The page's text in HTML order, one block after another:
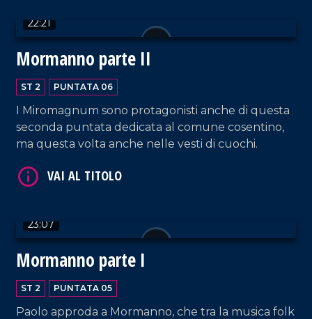
22:21
Mormanno parte II
ST 2 PUNTATA 06
I Miromagnum sono protagonisti anche di questa
seconda puntata dedicata al comune cosentino,
ma questa volta anche nelle vesti di cuochi.
23:07
Mormanno parte I
ST 2 PUNTATA 05
Paolo approda a Mormanno, che tra la musica folk
VAI AL TITOLO
VAI AL TITOLO